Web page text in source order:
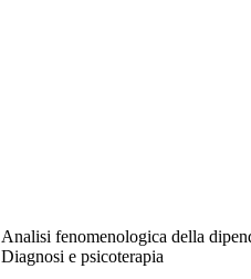
Analisi fenomenologica della
Diagnosi e psicoterapia